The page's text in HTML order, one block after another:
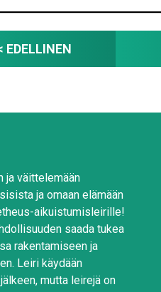
EDELLINEN
ja väittelemään
ja omaan elämään
aikuistumisleirille!
saada tukea
rakentamiseen ja
Leiri käydään
mutta leirejä on